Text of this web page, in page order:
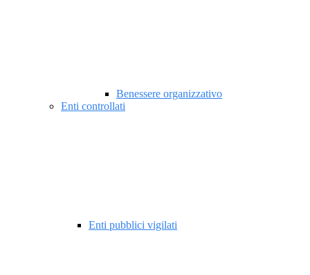
Benessere organizzativo
Enti controllati
Enti pubblici vigilati